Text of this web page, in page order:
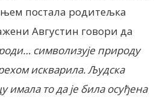
постала родитељка
Августин говори да
символизује природу
искварила. Људска
имала то да је била осуђена